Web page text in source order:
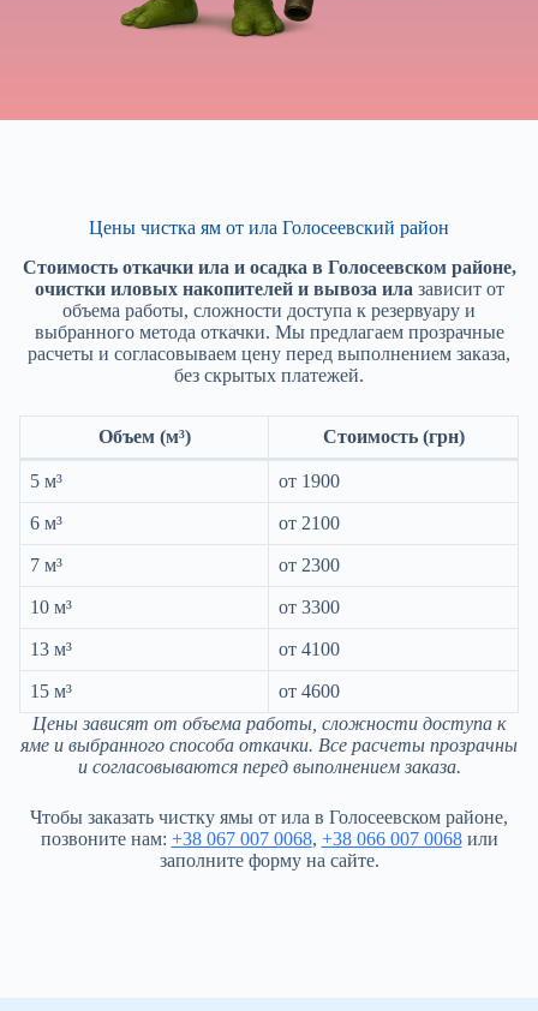
Цены чистка ям от ила Голосеевский район
Стоимость откачки ила и осадка в Голосеевском районе,
очистки иловых накопителей и вывоза ила зависит от
объема работы, сложности доступа к резервуару и
выбранного метода откачки. Мы предлагаем прозрачные
расчеты и согласовываем цену перед выполнением заказа,
без скрытых платежей.
Объем (м³) Стоимость (грн)
5 м³ от 1900
6 м³ от 2100
7 м³ от 2300
10 м³ от 3300
13 м³ от 4100
15 м³
от 4600
Цены зависят от объема работы, сложности доступа к
яме и выбранного способа откачки. Все расчеты прозрачны
и согласовываются перед выполнением заказа.
Чтобы заказать чистку ямы от ила в Голосеевском районе,
позвоните нам: +38 067 007 0068, +38 066 007 0068или
заполните форму на сайте.